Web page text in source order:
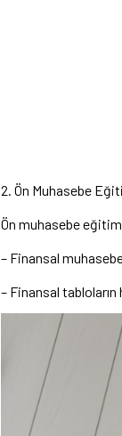
2. Ön Muhasebe
Ön muhasebe
– Finansal
– Finansal tabloların